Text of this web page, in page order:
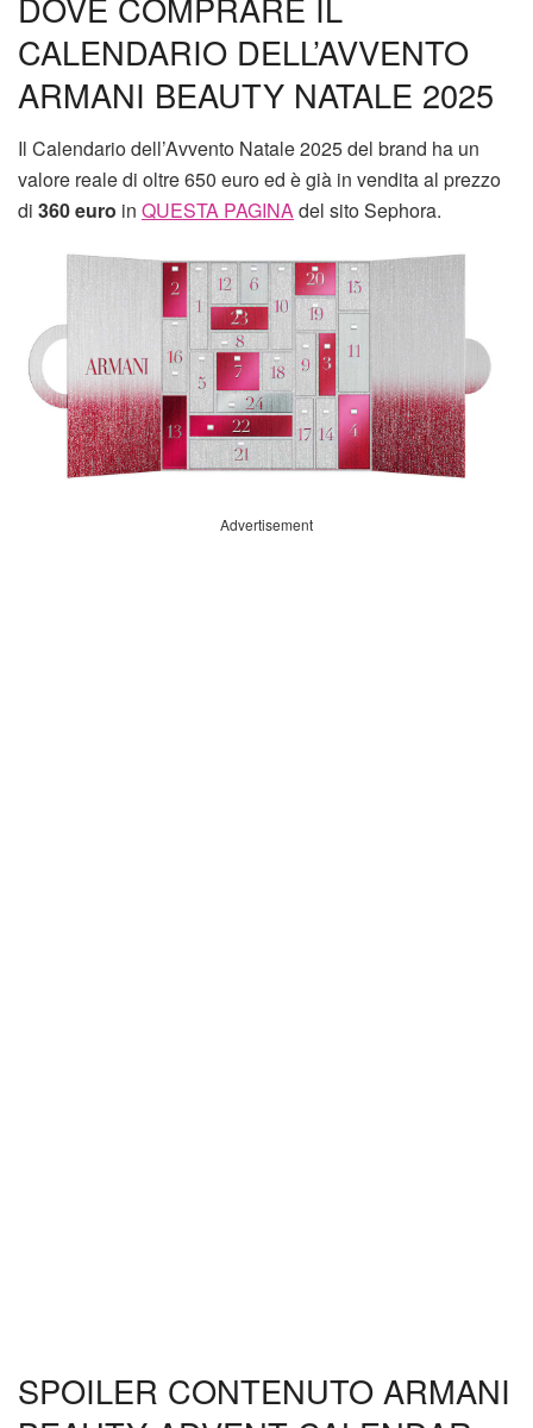
CALENDARIO DELL’AVVENTO
ARMANI BEAUTY NATALE 2025
Il Calendario dell’Avvento Natale 2025 del brand ha un
valore reale di oltre 650 euro ed è già in vendita al prezzo
di 360 euro in QUESTA PAGINAdel sito Sephora.
Advertisement
SPOILER CONTENUTO ARMANI